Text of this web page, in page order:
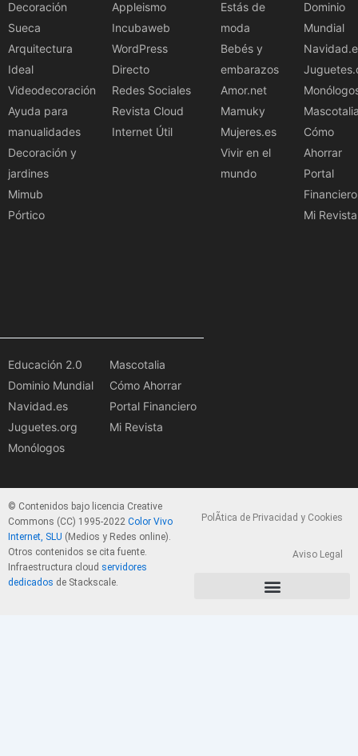
Decoración
Sueca
Arquitectura
Ideal
Videodecoración
Ayuda para
manualidades
Decoración y
jardines
Mimub
Pórtico
Appleismo
Incubaweb
WordPress
Directo
Redes Sociales
Revista Cloud
Internet Útil
Estás de
moda
Bebés y
embarazos
Amor.net
Mamuky
Mujeres.es
Vivir en el
mundo
Dominio
Mundial
Cómo
Ahorrar
Portal
Financiero
Mi Revista
Educación 2.0
Dominio Mundial
Navidad.es
Juguetes.org
Monólogos
Mascotalia
Cómo Ahorrar
Portal Financiero
Mi Revista
© Contenidos bajo licencia Creative
Commons (CC) 1995-2022 Color Vivo
Internet, SLU (Medios y Redes online).
Otros contenidos se cita fuente.
Infraestructura cloud servidores
dedicados de Stackscale.
PolÃ­tica de Privacidad y Cookies
Aviso Legal